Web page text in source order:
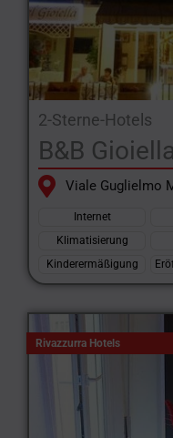
2-Sterne-Hotels
B&B Gioiella
Viale Guglielmo
Internet
Klimatisierung
Kinderermäßigung
Rivazzurra Hotels